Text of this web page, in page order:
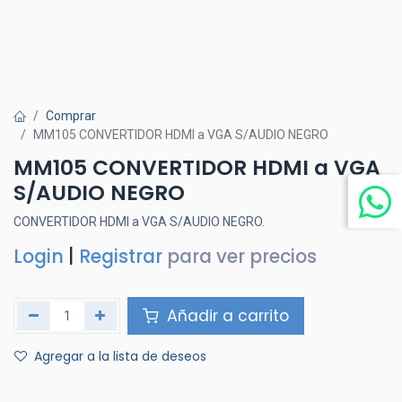
Comprar
MM105 CONVERTIDOR HDMI a VGA S/AUDIO NEGRO
MM105 CONVERTIDOR HDMI a VGA
S/AUDIO NEGRO
CONVERTIDOR HDMI a VGA S/AUDIO NEGRO.
Login Registrar para ver precios
Añadir a carrito
Agregar a la lista de deseos